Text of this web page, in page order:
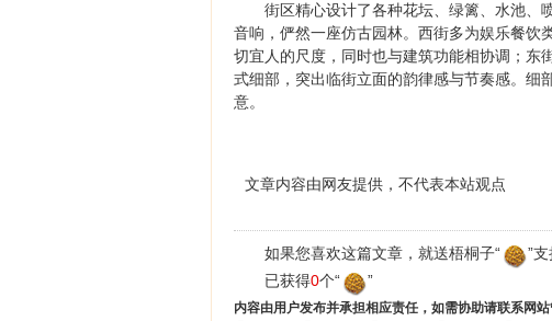
街区精心设计了各种花坛、绿篱、水池、
音响，俨然一座仿古园林。西街多为娱乐餐饮
切宜人的尺度，同时也与建筑功能相协调；东
式细部，突出临街立面的韵律感与节奏感。细
意。
文章内容由网友提供，不代表本站观点
如果您喜欢这篇文章，就送梧桐子“
”支
已获得0个“ ”
内容由用户发布并承担相应责任，如需协助请联系网站